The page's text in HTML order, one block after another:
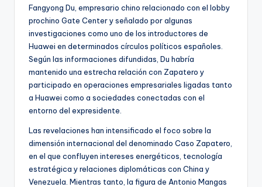
Fangyong Du, empresario chino relacionado con el lobby
prochino Gate Center y señalado por algunas
investigaciones como uno de los introductores de
Huawei en determinados círculos políticos españoles.
Según las informaciones difundidas, Du habría
mantenido una estrecha relación con Zapatero y
participado en operaciones empresariales ligadas tanto
a Huawei como a sociedades conectadas con el
entorno del expresidente.
Las revelaciones han intensificado el foco sobre la
dimensión internacional del denominado Caso Zapatero,
en el que confluyen intereses energéticos, tecnología
estratégica y relaciones diplomáticas con China y
Venezuela. Mientras tanto, la figura de Antonio Mangas